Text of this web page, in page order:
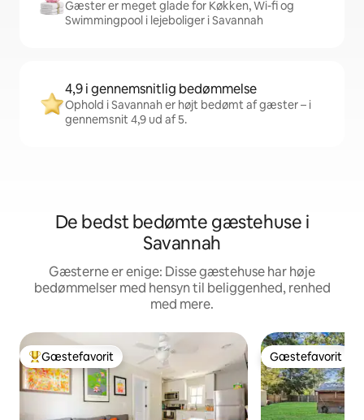
Gæster er meget glade for Køkken, Wi-fi og
Swimmingpool i lejeboliger i Savannah
4,9 i gennemsnitlig bedømmelse
Ophold i Savannah er højt bedømt af gæster – i
gennemsnit 4,9 ud af 5.
De bedst bedømte gæstehuse i
Savannah
Gæsterne er enige: Disse gæstehuse har høje
bedømmelser med hensyn til beliggenhed, renhed
med mere.
Bedste gæstefavorit
Gæstefavorit Gæstefavorit
Gæstefavorit